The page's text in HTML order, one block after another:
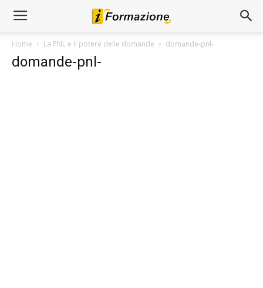
Home La PNL e il potere delle domande domande-pnl-
domande-pnl-